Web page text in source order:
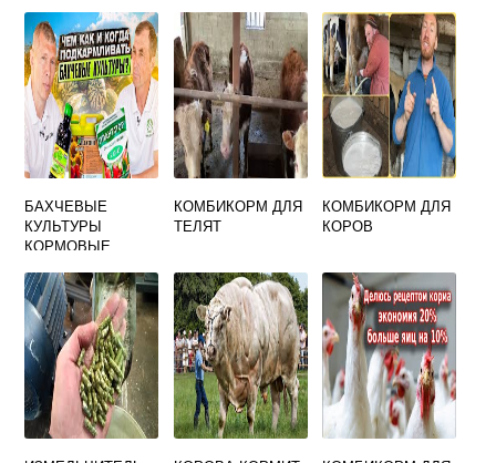
СРАВНЕНИЮ С
ПОДСОЛНЕЧНИКО
ВЫМ ЖМЫХОМ
БАХЧЕВЫЕ
КУЛЬТУРЫ
КОРМОВЫЕ
КОМБИКОРМ ДЛЯ
ТЕЛЯТ
КОМБИКОРМ ДЛЯ
КОРОВ